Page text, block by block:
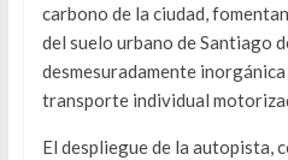
carbono de la ciudad,
del suelo urbano de Santiago
desmesuradamente
transporte individual
El despliegue de la autopista,